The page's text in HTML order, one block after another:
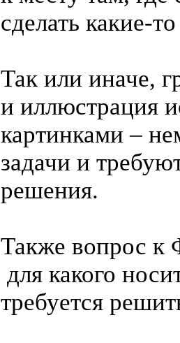
сделать какие-то
Так или иначе,
и иллюстрация
картинками –
задачи и
решения.
Также вопрос к
для какого
требуется